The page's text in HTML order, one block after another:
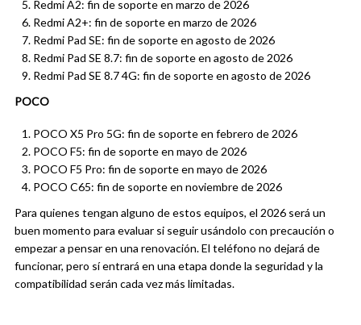
Redmi A2: fin de soporte en marzo de 2026
Redmi A2+: fin de soporte en marzo de 2026
Redmi Pad SE: fin de soporte en agosto de 2026
Redmi Pad SE 8.7: fin de soporte en agosto de 2026
Redmi Pad SE 8.7 4G: fin de soporte en agosto de 2026
POCO
POCO X5 Pro 5G: fin de soporte en febrero de 2026
POCO F5: fin de soporte en mayo de 2026
POCO F5 Pro: fin de soporte en mayo de 2026
POCO C65: fin de soporte en noviembre de 2026
Para quienes tengan alguno de estos equipos, el 2026 será un
buen momento para evaluar si seguir usándolo con precaución o
empezar a pensar en una renovación. El teléfono no dejará de
funcionar, pero sí entrará en una etapa donde la seguridad y la
compatibilidad serán cada vez más limitadas.